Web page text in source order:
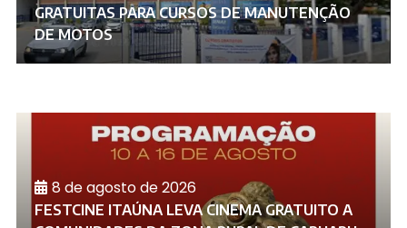
GRATUITAS PARA CURSOS DE MANUTENÇÃO
DE MOTOS
8 de agosto de 2026
FESTCINE ITAÚNA LEVA CINEMA GRATUITO A